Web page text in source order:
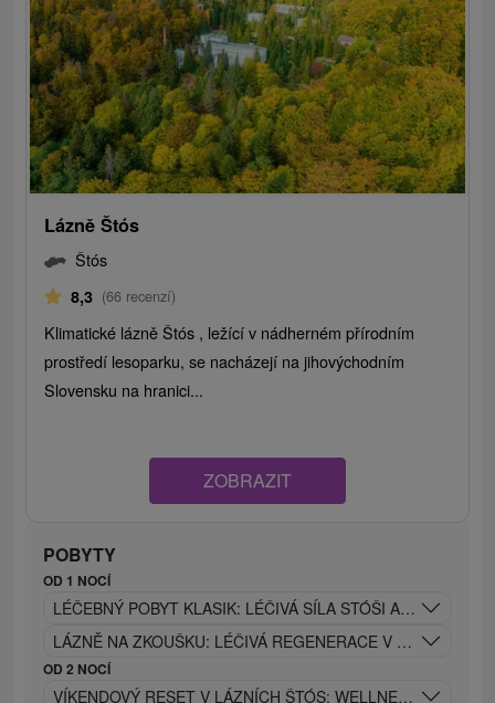
Lázně Štós
Štós
8,3 (66 recenzí)
Klimatické lázně Štós , ležící v nádherném přírodním
prostředí lesoparku, se nacházejí na jihovýchodním
Slovensku na hranici...
ZOBRAZIT
POBYTY
OD 1 NOCÍ
LÉČEBNÝ POBYT KLASIK: LÉČIVÁ SÍLA STÓŠI A NÁVRAT
LÁZNĚ NA ZKOUŠKU: LÉČIVÁ REGENERACE V MALEBNÉM
OD 2 NOCÍ
VÍKENDOVÝ RESET V LÁZNÍCH ŠTÓS: WELLNESS ÚNIK DO